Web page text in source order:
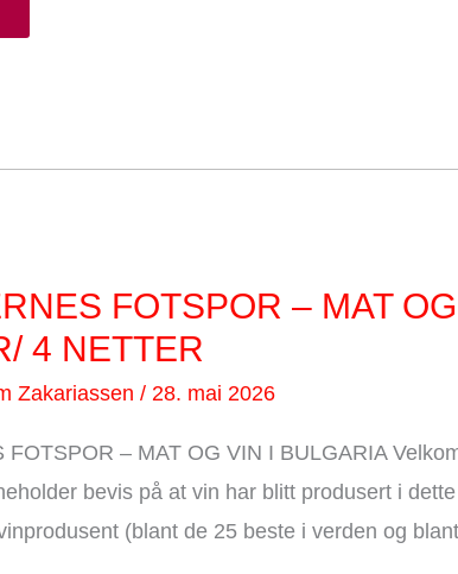
FOTSPOR – MAT
4 NETTER
Zakariassen/ 28. mai 2026
FOTSPOR – MAT OG VIN I BULGARIA
bevis på at vin har blitt produsert i
(blant de 25 beste i verden og